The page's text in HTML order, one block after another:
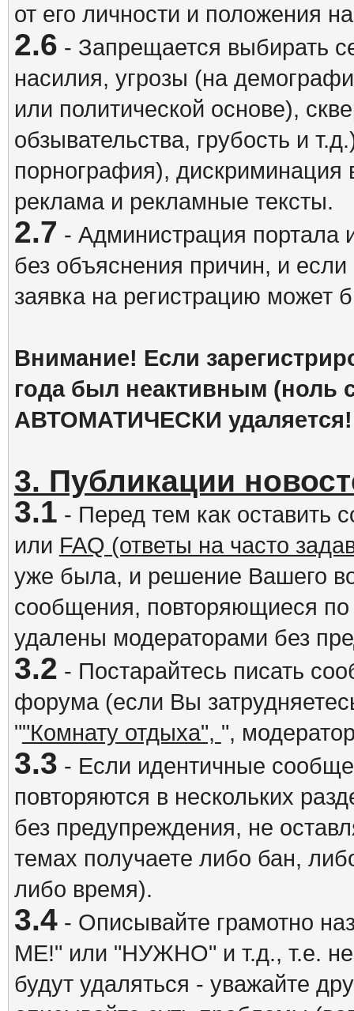
от его личности и положения
2.6 - Запрещается выбирать
насилия, угрозы (на
или политической основе),
обзывательства, грубость и
порнография),
реклама и рекламные тексты.
2.7 - Администрация портала
без объяснения причин, и
заявка на регистрацию может
Внимание! Если
года был неактивным (ноль
АВТОМАТИЧЕСКИ удаляется!
3. Публикации
3.1 - Перед тем как оставить
или FAQ (ответы на часто
уже была, и решение Вашего
сообщения, повторяющиеся
удалены модераторами без
3.2 - Постарайтесь писать
форума (если Вы
""Комнату отдыха", ",
3.3 - Если идентичные
повторяются в нескольких
без предупреждения, не
темах получаете либо бан,
либо время).
3.4- Описывайте грамотно
ME!" или "НУЖНО" и т.д., т.е.
будут удаляться - уважайте